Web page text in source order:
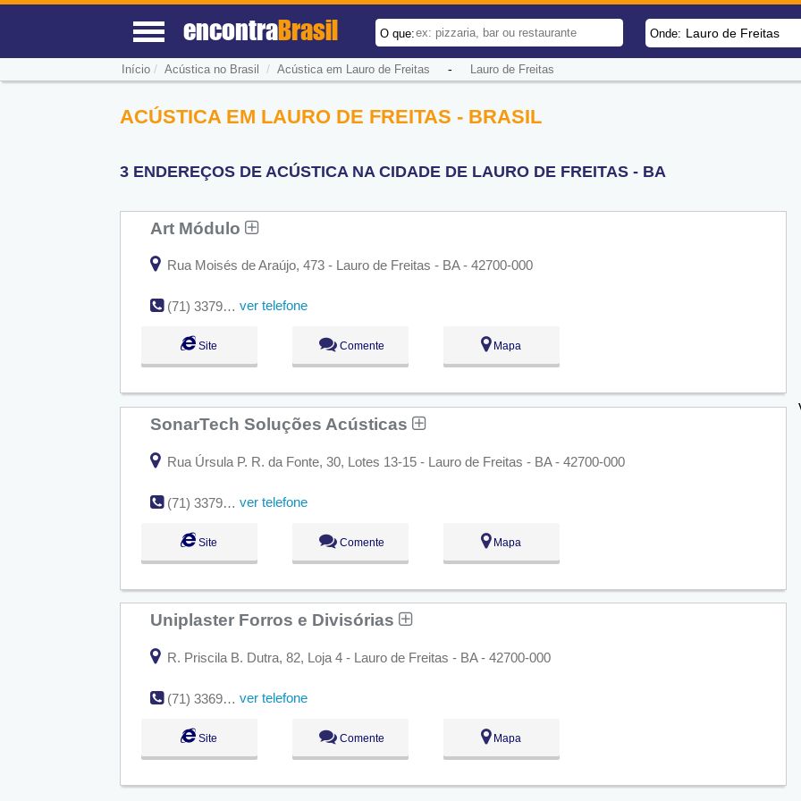
encontraBrasil O que: Onde: Lauro de Freitas
Início/ Acústica no Brasil / Acústica em Lauro de Freitas - Lauro de Freitas
ACÚSTICA EM LAURO DE FREITAS - BRASIL
3 ENDEREÇOS DE ACÚSTICA NA CIDADE DE LAURO DE FREITAS - BA
Art Módulo
Rua Moisés de Araújo, 473 - Lauro de Freitas - BA - 42700-000
(71) 3379-6067 ver telefone
Site Comente Mapa
SonarTech Soluções Acústicas
Rua Úrsula P. R. da Fonte, 30, Lotes 13-15 - Lauro de Freitas - BA - 42700-000
(71) 3379-1898 ver telefone
Site Comente Mapa
Uniplaster Forros e Divisórias
R. Priscila B. Dutra, 82, Loja 4 - Lauro de Freitas - BA - 42700-000
(71) 3369-0777 ver telefone
Site Comente Mapa